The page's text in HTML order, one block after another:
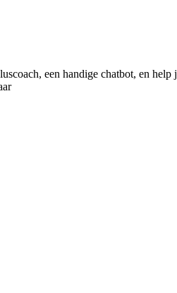
een handige chatbot, en help